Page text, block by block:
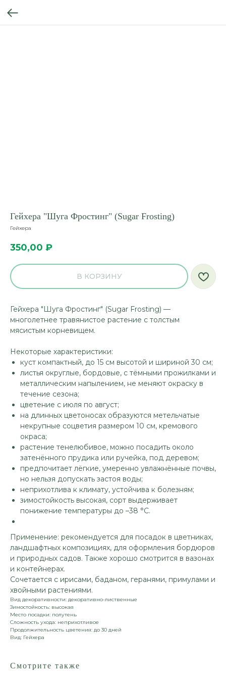
Гейхера "Шуга Фростинг" (Sugar Frosting)
Гейхера
350,00 ₽
В КОРЗИНУ
Гейхера "Шуга Фростинг" (Sugar Frosting) —
многолетнее травянистое растение с толстым
мясистым корневищем.
Некоторые характеристики:
куст компактный, до 15 см высотой и шириной 30 см;
листья округлые, бордовые, с тёмными прожилками и
металлическим напылением, не меняют окраску в
течение сезона;
цветение с июля по август;
на длинных цветоносах образуются метельчатые
некрупные соцветия размером 10 см, кремового
окраса;
растение тенелюбивое, можно посадить около
затенённого прудика или ручейка, под деревом;
предпочитает лёгкие, умеренно увлажнённые почвы,
но нельзя допускать застоя воды;
неприхотлива к климату, устойчива к болезням;
зимостойкость высокая, сорт выдерживает
понижение температуры до –38 °С.
Применение: рекомендуется для посадок в цветниках,
ландшафтных композициях, для оформления бордюров
и природных садов. Также хорошо смотрится в вазонах
и контейнерах.
Сочетается с ирисами, баданом, геранями, примулами и
хвойными растениями.
Вид декоративности: декоративно-лиственные
Зимостойкость: высокая
Место посадки: полутень
Сложность ухода: неприхотливое
Продолжительность цветения: до 30 дней
Вид: Гейхера
Смотрите также